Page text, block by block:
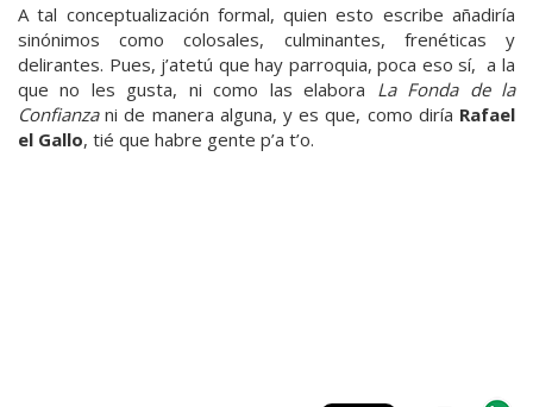
A tal conceptualización formal, quien esto escribe añadiría
sinónimos como colosales, culminantes, frenéticas y
delirantes. Pues, j’atetú que hay parroquia, poca eso sí, a la
que no les gusta, ni como las elabora La Fonda de la
Confianzani de manera alguna, y es que, como diría Rafael
el Gallo, tié que habre gente p’a t’o.